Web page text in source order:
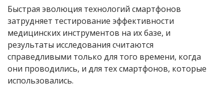
Быстрая эволюция технологий смартфонов
затрудняет тестирование эффективности
медицинских инструментов на их базе, и
результаты исследования считаются
справедливыми только для того времени, когда
они проводились, и для тех смартфонов, которые
использовались.